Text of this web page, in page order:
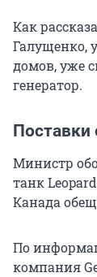
Как
Галущенко,
домов, уже
генератор.
Поставки
Министр
танк
Канада
По
компания